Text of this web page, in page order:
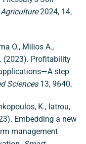
Agriculture2024, 14,
O., Milios A.,
(2023). Profitability
step
Sciences13, 9640.
K., Iatrou,
Embedding a new
management